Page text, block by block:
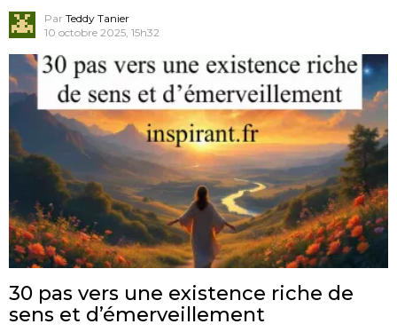
Par Teddy Tanier
10 octobre 2025, 15h32
30 pas vers une existence riche de
sens et d’émerveillement